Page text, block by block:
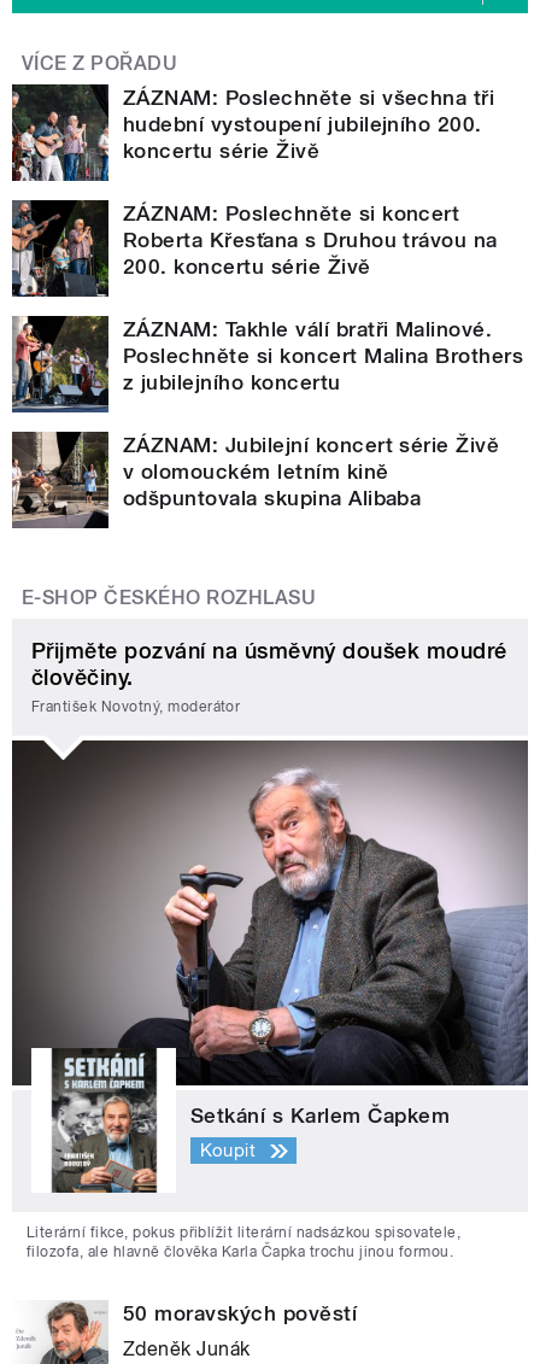
VÍCE Z POŘADU
ZÁZNAM: Poslechněte si všechna tři
hudební vystoupení jubilejního 200.
koncertu série Živě
ZÁZNAM: Poslechněte si koncert
Roberta Křesťana s Druhou trávou na
200. koncertu série Živě
ZÁZNAM: Takhle válí bratři Malinové.
Poslechněte si koncert Malina Brothers
z jubilejního koncertu
ZÁZNAM: Jubilejní koncert série Živě
v olomouckém letním kině
odšpuntovala skupina Alibaba
E-SHOP ČESKÉHO ROZHLASU
Přijměte pozvání na úsměvný doušek moudré
člověčiny.
František Novotný, moderátor
Setkání s Karlem Čapkem
Koupit
Literární fikce, pokus přiblížit literární nadsázkou spisovatele,
filozofa, ale hlavně člověka Karla Čapka trochu jinou formou.
50 moravských pověstí
Zdeněk Junák